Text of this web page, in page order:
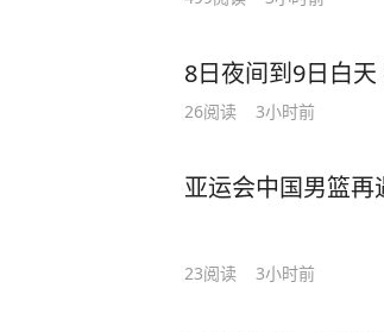
8日夜间到9日白
26阅读 3小时前
亚运会中国男篮再
23阅读 3小时前